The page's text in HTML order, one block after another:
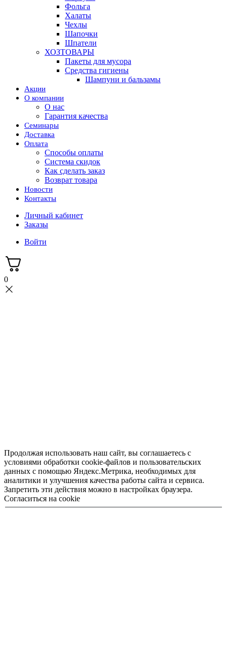
Фольга
Халаты
Чехлы
Шапочки
Шпатели
ХОЗТОВАРЫ
Пакеты для мусора
Средства гигиены
Шампуни и бальзамы
Акции
О компании
О нас
Гарантия качества
Семинары
Доставка
Оплата
Способы оплаты
Система скидок
Как сделать заказ
Возврат товара
Новости
Контакты
Личный кабинет
Заказы
Войти
0
Продолжая использовать наш сайт, вы соглашаетесь с
условиями обработки cookie-файлов и пользовательских
данных с помощью Яндекс.Метрика, необходимых для
аналитики и улучшения качества работы сайта и сервиса.
Запретить эти действия можно в настройках браузера.
Согласиться на cookie